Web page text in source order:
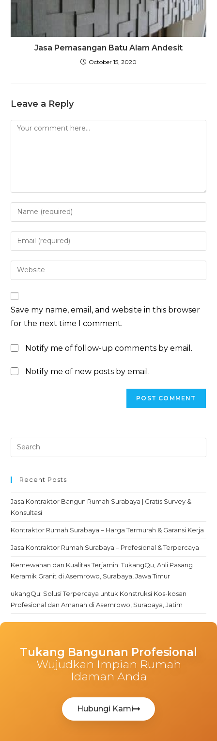
Jasa Pemasangan Batu Alam Andesit
October 15, 2020
Leave a Reply
Save my name, email, and website in this browser
for the next time I comment.
Notify me of follow-up comments by email.
Notify me of new posts by email.
Recent Posts
Jasa Kontraktor Bangun Rumah Surabaya | Gratis Survey &
Konsultasi
Kontraktor Rumah Surabaya – Harga Termurah & Garansi Kerja
Jasa Kontraktor Rumah Surabaya – Profesional & Terpercaya
Kemewahan dan Kualitas Terjamin: TukangQu, Ahli Pasang
Keramik Granit di Asemrowo, Surabaya, Jawa Timur
ukangQu: Solusi Terpercaya untuk Konstruksi Kos-kosan
Profesional dan Amanah di Asemrowo, Surabaya, Jatim
Tukang Bangunan Profesional
Wujudkan Impian Rumah
Idaman Anda
Hubungi Kami